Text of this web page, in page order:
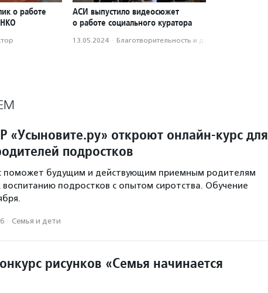
о работе
АСИ выпустило видеосюжет
о работе социального куратора
13.05.2024 · Благотвори­тель­ность и доброволь­чест­во
«Усыновите.ру» откроют онлайн-курс для
подростков
поможет будущим и действующим приемным родителям
воспитанию подростков с опытом сиротства. Обучение
· Семья и дети
рисунков «Семья начинается